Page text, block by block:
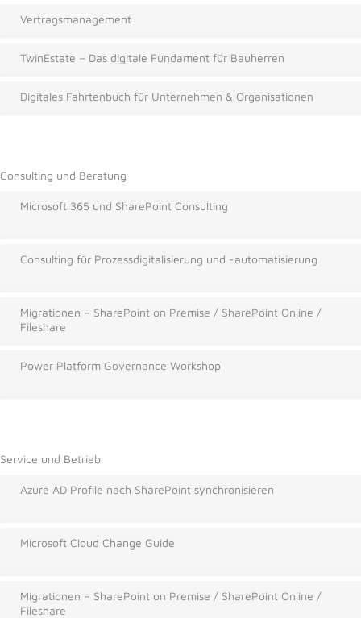
Vertragsmanagement
TwinEstate – Das digitale Fundament für Bauherren
Digitales Fahrtenbuch für Unternehmen & Organisationen
Consulting und Beratung
Microsoft 365 und SharePoint Consulting
Consulting für Prozessdigitalisierung und -automatisierung
Migrationen – SharePoint on Premise / SharePoint Online /
Fileshare
Power Platform Governance Workshop
Service und Betrieb
Azure AD Profile nach SharePoint synchronisieren
Microsoft Cloud Change Guide
Migrationen – SharePoint on Premise / SharePoint Online /
Fileshare